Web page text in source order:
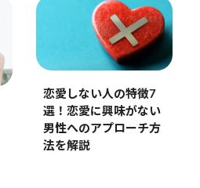
恋愛しない人の特徴7
選！恋愛に興味がない
男性へのアプローチ方
法を解説